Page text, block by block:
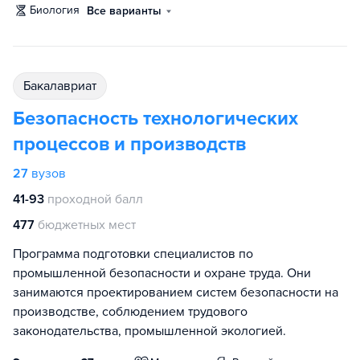
биология Все варианты
бакалавриат
Безопасность технологических
процессов и производств
27 вузов
41-93 проходной балл
477 бюджетных мест
Программа подготовки специалистов по
промышленной безопасности и охране труда. Они
занимаются проектированием систем безопасности на
производстве, соблюдением трудового
законодательства, промышленной экологией.